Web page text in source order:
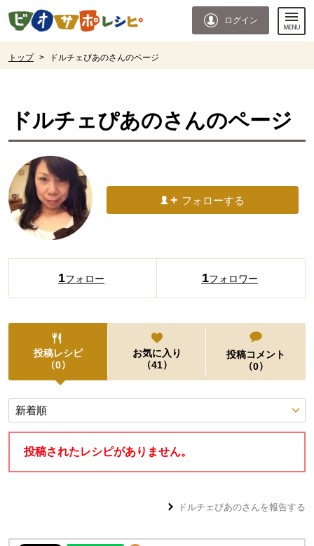
ページの先頭です。
ログイン
トップ > ドルチェぴあのさんのページ
ドルチェぴあのさんのページ
フォローする
1フォロー 1フォロワー
投稿レシピ
（0）
お気に入り
（41）
投稿コメント
（0）
投稿レシピ
投稿されたレシピがありません。
ドルチェぴあのさんを報告する